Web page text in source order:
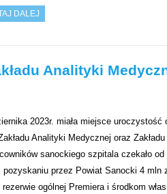
DALEJ
Analityki
2023r. miała miejsce
Analityki Medycznej oraz
sanockiego szpitala czekało
przez Powiat Sanocki 4 mln
rezerwie ogólnej Premiera i środkom